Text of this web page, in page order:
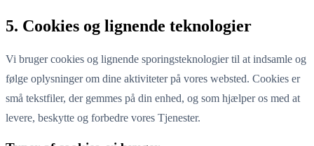
5. Cookies og lignende teknologier
Vi bruger cookies og lignende sporingsteknologier til at indsamle og
følge oplysninger om dine aktiviteter på vores websted. Cookies er
små tekstfiler, der gemmes på din enhed, og som hjælper os med at
levere, beskytte og forbedre vores Tjenester.